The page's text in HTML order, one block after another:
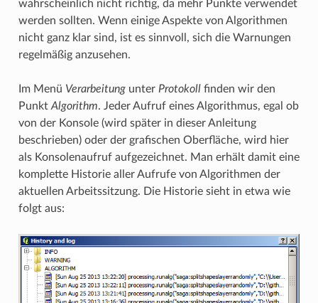
wahrscheinlich nicht richtig, da mehr Punkte verwendet
werden sollten. Wenn einige Aspekte von Algorithmen
nicht ganz klar sind, ist es sinnvoll, sich die Warnungen
regelmäßig anzusehen.
Im Menü Verarbeitungunter Protokollfinden wir den
Punkt Algorithm. Jeder Aufruf eines Algorithmus, egal ob
von der Konsole (wird später in dieser Anleitung
beschrieben) oder der grafischen Oberfläche, wird hier
als Konsolenaufruf aufgezeichnet. Man erhält damit eine
komplette Historie aller Aufrufe von Algorithmen der
aktuellen Arbeitssitzung. Die Historie sieht in etwa wie
folgt aus: